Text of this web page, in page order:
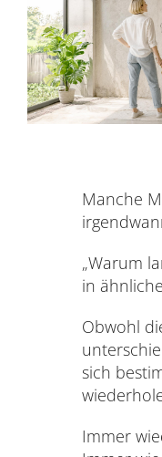
AKTUELLES
SERVICE
Manche
„Warum
in
Obwohl
sich
Immer